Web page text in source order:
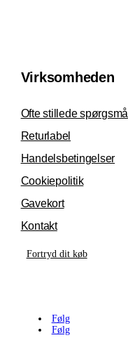
Virksomheden
Ofte stillede spørgsmål
Returlabel
Handelsbetingelser
Cookiepolitik
Gavekort
Kontakt
Fortryd dit køb
Følg
Følg